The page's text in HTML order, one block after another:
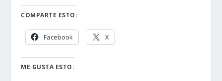
COMPARTE ESTO:
Facebook X
ME GUSTA ESTO: